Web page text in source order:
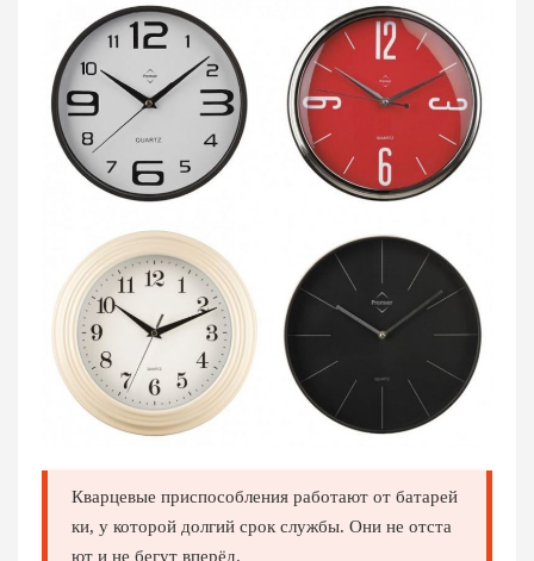
Кварцевые приспособления работают от батарей
ки, у которой долгий срок службы. Они не отста
ют и не бегут вперёд.